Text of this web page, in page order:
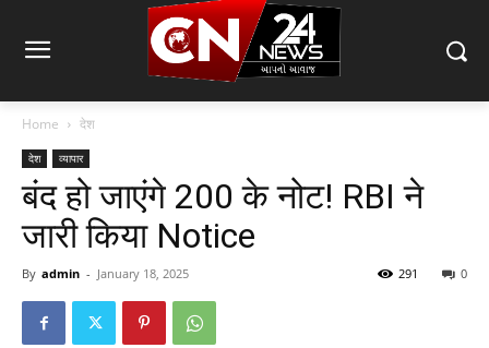
Home देश
देश व्यापार
बंद हो जाएंगे 200 के नोट! RBI ने
जारी किया Notice
By admin - January 18, 2025 0
291